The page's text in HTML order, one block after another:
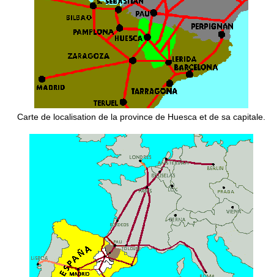
Carte de localisation de la province de Huesca et de sa capitale.